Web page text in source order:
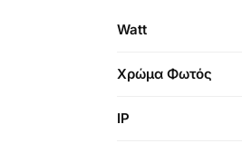
Watt
Χρώμα Φωτός
IP